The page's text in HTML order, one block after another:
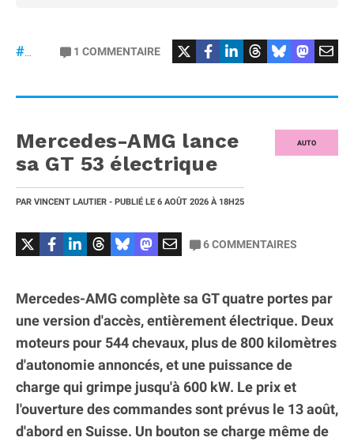
#DisneyPlus #Football #liga
1 COMMENTAIRE
AUTO
Mercedes-AMG lance
sa GT 53 électrique
PAR VINCENT LAUTIER - PUBLIÉ LE 6 AOÛT 2026 À 18H25
6COMMENTAIRES
Mercedes-AMG complète sa GT quatre portes par
une version d'accès, entièrement électrique. Deux
moteurs pour 544 chevaux, plus de 800 kilomètres
d'autonomie annoncés, et une puissance de
charge qui grimpe jusqu'à 600 kW. Le prix et
l'ouverture des commandes sont prévus le 13 août,
d'abord en Suisse. Un bouton se charge même de